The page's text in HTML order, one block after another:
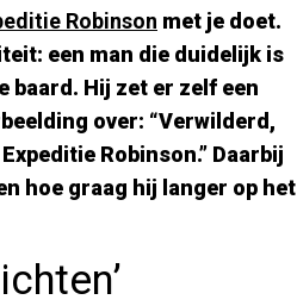
Robinson met je doet.
een man die duidelijk is
baard. Hij zet er zelf een
over: “Verwilderd,
Robinson.” Daarbij
hoe graag hij langer op het